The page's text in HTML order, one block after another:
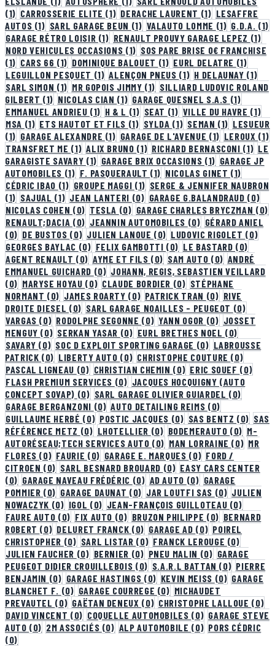
(1) CARROSSERIE ELITE (1) DERACHE LAURENT (1) LESAFFRE
AUTOS (1) SARL GARAGE BEUN (1) VALAUTO LOMME (1) G.D.A. (1)
GARAGE RÉTRO LOISIR (1) RENAULT PROUVY GARAGE LEPEZ (1)
NORD VEHICULES OCCASIONS (1) SOS PARE BRISE 0€ FRANCHISE
(1) CARS 66 (1) DOMINIQUE BALOUET (1) EURL DELATRE (1)
LEGUILLON PESQUET (1) ALENÇON PNEUS (1) H DELAUNAY (1)
SARL SIMON (1) MR GOPOIS JIMMY (1) SILLIARD LUDOVIC ROLAND
GILBERT (1) NICOLAS CIAN (1) GARAGE QUESNEL S.A.S (1)
EMMANUEL ANDRIEU (1) H & L (1) SEAT (1) VILLE DU HAVRE (1)
MSA (1) ETS HAUTOT ET FILS (1) SYLDA (1) SEMAN (1) LESUEUR
(1) GARAGE ALEXANDRE (1) GARAGE DE L'AVENUE (1) LEROUX (1)
TRANSFRET ME (1) ALIX BRUNO (1) RICHARD BERNASCONI (1) LE
GARAGISTE SAVARY (1) GARAGE BRIX OCCASIONS (1) GARAGE JP
AUTOMOBILES (1) F. PASQUERAULT (1) NICOLAS GINET (1)
CÉDRIC IBAO (1) GROUPE MAGGI (1) SERGE & JENNIFER NAUBRON
(1) SAJUAL (1) JEAN LANTERI (0) GARAGE G.BALANDRAUD (0)
NICOLAS COHEN (0) TESLA (0) GARAGE CHARLES BRYCZMAN (0)
RENAULT;DACIA (0) JEANNIN AUTOMOBILES (0) GÉRARD ANIEL
(0) DE BUSTOS (0) JULIEN LANOUE (0) LUDOVIC RIGOLET (0)
GEORGES BAYLAC (0) FELIX GAMBOTTI (0) LE BASTARD (0)
AGENT RENAULT (0) AYME ET FILS (0) SAM AUTO (0) ANDRÉ
EMMANUEL GUICHARD (0) JOHANN, REGIS, SEBASTIEN VEILLARD
(0) MARYSE HOYAU (0) CLAUDE BORDIER (0) STÉPHANE
NORMANT (0) JAMES ROARTY (0) PATRICK TRAN (0) RIVE
DROITE DIESEL (0) SARL GARAGE NOAILLES - PEUGEOT (0)
VARGAS (0) RODOLPHE SEGONNE (0) YANN OGOR (0) JOSSET
MENGUY (0) SERKAN YASAR (0) EURL BRETHES NOEL (0)
SAVARY (0) SOC D EXPLOIT SPORTING GARAGE (0) LABROUSSE
PATRICK (0) LIBERTY AUTO (0) CHRISTOPHE COUTURE (0)
PASCAL LIGNEAU (0) CHRISTIAN CHEMIN (0) ERIC SOUEF (0)
FLASH PREMIUM SERVICES (0) JACQUES HOCQUIGNY (AUTO
CONCEPT SOVAP) (0) SARL GARAGE OLIVIER GUIARDEL (0)
GARAGE BERGANZONI (0) AUTO DETAILING REIMS (0)
GUILLAUME HERBÉ (0) POSTIC JACQUES (0) SAS BENTZ (0) SAS
RÉFÉRENCE METZ (0) LHOTELLIER (0) BODEMERAUTO (0) M-
AUTORÉSEAU;TECH SERVICES AUTO (0) MAN LORRAINE (0) MR
FLORES (0) FAURIE (0) GARAGE E. MARQUES (0) FORD /
CITROEN (0) SARL BESNARD BROUARD (0) EASY CARS CENTER
(0) GARAGE NAVEAU FRÉDÉRIC (0) AD AUTO (0) GARAGE
POMMIER (0) GARAGE DAUNAT (0) JAR LOUTFI SAS (0) JULIEN
NOWACZYK (0) IGOL (0) JEAN-FRANÇOIS GUILLOTEAU (0)
FAURE AUTO (0) FIX AUTO (0) BRUZON PHILIPPE (0) BERNARD
ROBERT (0) DELURET FRANCK (0) GARAGE AD (0) POIREL
CHRISTOPHER (0) SARL LISTAR (0) FRANCK LEROUGE (0)
JULIEN FAUCHER (0) BERNIER (0) PNEU MALIN (0) GARAGE
PEUGEOT DIDIER CROUILLEBOIS (0) S.A.R.L BATTAN (0) PIERRE
BENJAMIN (0) GARAGE HASTINGS (0) KEVIN MEISS (0) GARAGE
BLANCHET F. (0) GARAGE COURREGE (0) MICHAUDET
PREVAUTEL (0) GAËTAN DENEUX (0) CHRISTOPHE LALLOUE (0)
DAVID VINCENT (0) COQUELLE AUTOMOBILES (0) GARAGE STEVE
AUTO (0) 2M ASSOCIÉS (0) ALP AUTOMOBILE (0) PORS CÉDRIC
(0)